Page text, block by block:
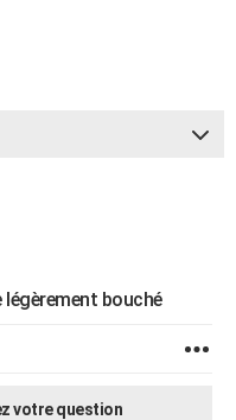
bouché
votre question